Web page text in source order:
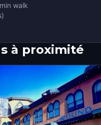
min walk
)
à proximité